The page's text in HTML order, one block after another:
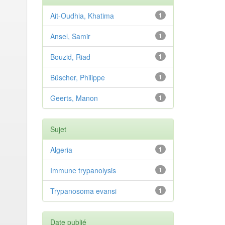
1
Ait-Oudhia, Khatima
1
Ansel, Samir
1
Bouzid, Riad
1
Büscher, Philippe
1
Geerts, Manon
Sujet
1
Algeria
1
Immune trypanolysis
1
Trypanosoma evansi
Date publié